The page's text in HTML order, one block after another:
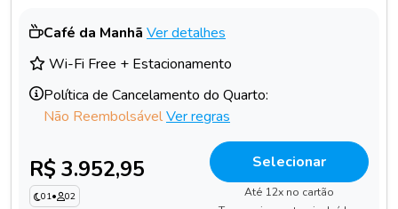
Café da Manhã Ver detalhes
Wi-Fi Free + Estacionamento
Política de Cancelamento do Quarto:
Não ReembolsávelVer regras
R$ 3.952,95
01• 02
Selecionar
Até 12x no cartão